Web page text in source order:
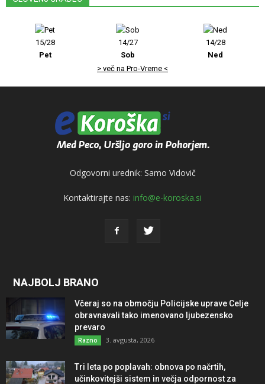
15/28
Pet
14/27
Sob
14/28
Ned
> več na Pro-Vreme <
Odgovorni urednik: Samo Vidovič
Kontaktirajte nas: info@e-koroska.si
NAJBOLJ BRANO
Včeraj so na območju Policijske uprave Celje
obravnavali tako imenovano ljubezensko
prevaro
Razno 3. avgusta, 2026
Tri leta po poplavah: obnova po načrtih,
učinkovitejši sistem in večja odpornost za